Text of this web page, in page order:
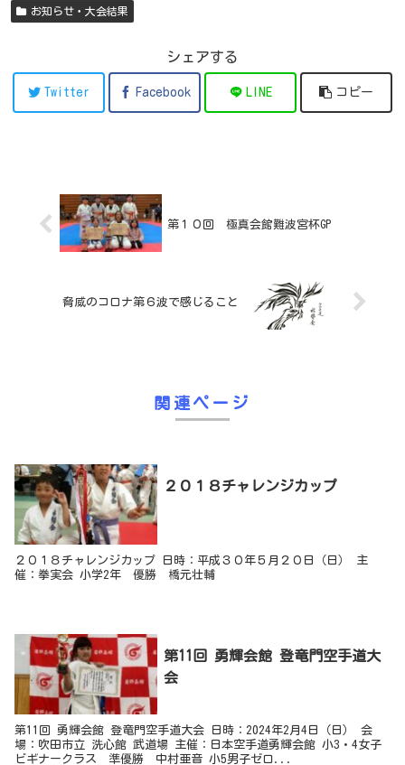
お知らせ・大会結果
シェアする
Twitter Facebook LINE コピー
第１０回 極真会館難波宮杯GP
脅威のコロナ第６波で感じること
関連ページ
２０１８チャレンジカップ
２０１８チャレンジカップ 日時：平成３０年５月２０日（日） 主
催：拳実会 小学2年 優勝 橋元壮輔
第11回 勇輝会館 登竜門空手道大
会
第11回 勇輝会館 登竜門空手道大会 日時：2024年2月4日（日） 会
場：吹田市立 洗心館 武道場 主催：日本空手道勇輝会館 小3・4女子
ビギナークラス 準優勝 中村亜音 小5男子ゼロ...